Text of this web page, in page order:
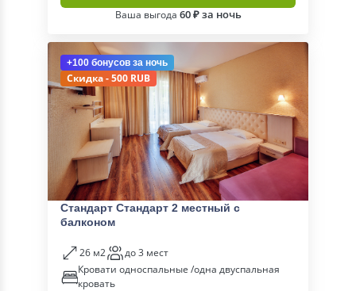
Ваша выгода 60 ₽ за ночь
+100 бонусов за ночь
Скидка - 500 RUB
Стандарт Стандарт 2 местный с
балконом
26 м2
до 3 мест
Кровати односпальные /одна двуспальная
кровать